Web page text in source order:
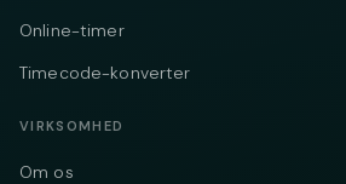
Online-timer
Timecode-konverter
VIRKSOMHED
Om os